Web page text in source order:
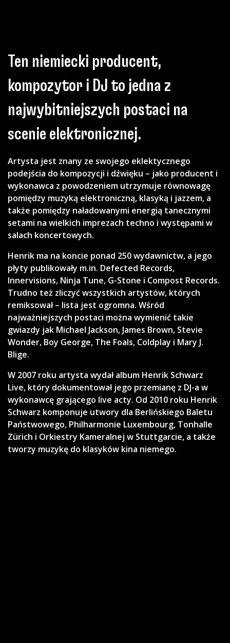
Ten niemiecki producent,
kompozytor i DJ to jedna z
najwybitniejszych postaci na
scenie elektronicznej.
Artysta jest znany ze swojego eklektycznego
podejścia do kompozycji i dźwięku – jako producent i
wykonawca z powodzeniem utrzymuje równowagę
pomiędzy muzyką elektroniczną, klasyką i jazzem, a
także pomiędzy naładowanymi energią tanecznymi
setami na wielkich imprezach techno i występami w
salach koncertowych.
Henrik ma na koncie ponad 250 wydawnictw, a jego
płyty publikowały m.in. Defected Records,
Innervisions, Ninja Tune, G-Stone i Compost Records.
Trudno też zliczyć wszystkich artystów, których
remiksował – lista jest ogromna. Wśród
najważniejszych postaci można wymienić takie
gwiazdy jak Michael Jackson, James Brown, Stevie
Wonder, Boy George, The Foals, Coldplay i Mary J.
Blige.
W 2007 roku artysta wydał album Henrik Schwarz
Live, który dokumentował jego przemianę z DJ-a w
wykonawcę grającego live acty. Od 2010 roku Henrik
Schwarz komponuje utwory dla Berlińskiego Baletu
Państwowego, Philharmonie Luxembourg, Tonhalle
Zürich i Orkiestry Kameralnej w Stuttgarcie, a także
tworzy muzykę do klasyków kina niemego.